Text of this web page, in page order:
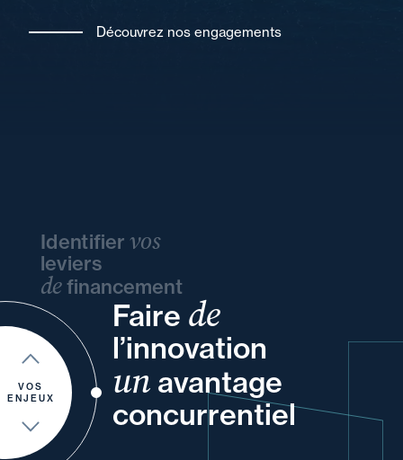
Découvrez nos engagements
VOS
ENJEUX
Identifier vos
leviers
definancement
Faire de
l’innovation
un avantage
concurrentiel
et
vos
et votre
à
votre
pour
et
de vos
ou